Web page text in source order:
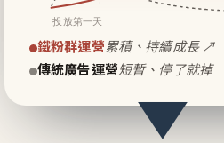
投放第一天
鐵粉群運營累積、持續成長 ↗
傳統廣告運營短暫、停了就掉